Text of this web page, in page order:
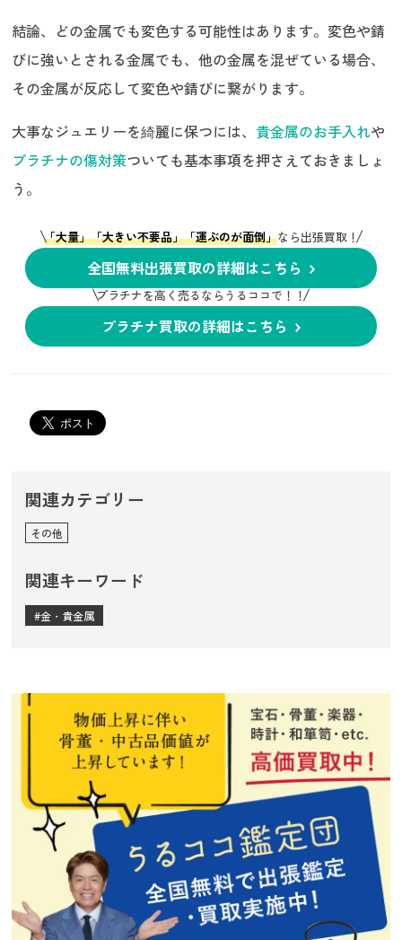
結論、どの金属でも変色する可能性はあります。変色や錆
びに強いとされる金属でも、他の金属を混ぜている場合、
その金属が反応して変色や錆びに繋がります。
大事なジュエリーを綺麗に保つには、 貴金属のお手入れや
プラチナの傷対策ついても基本事項を押さえておきましょ
う。
「大量」「大きい不要品」「運ぶのが面倒」なら出張買取！
全国無料出張買取の詳細はこちら
プラチナを高く売るならうるココで！！
プラチナ買取の詳細はこちら
関連カテゴリー
その他
関連キーワード
金・貴金属